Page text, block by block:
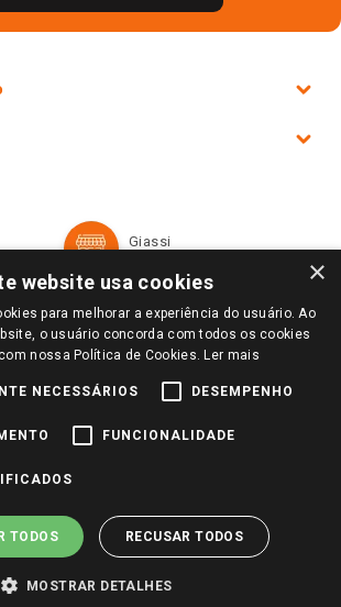
Giassi
×
website usa cookies
para melhorar a experiência do usuário. Ao
o usuário concorda com todos os cookies
nossa Política de Cookies. Ler mais
NECESSÁRIOS DESEMPENHO
FUNCIONALIDADE
TODOS RECUSAR TODOS
MOSTRAR DETALHES